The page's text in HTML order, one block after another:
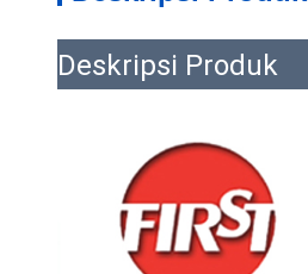
Deskripsi Produk